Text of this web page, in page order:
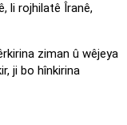
li rojhilatê Îranê,
ziman û wêjeya
ji bo hînkirina